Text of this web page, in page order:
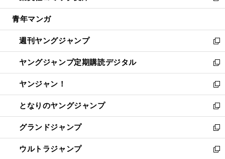
開
ウ
開
く
ン
ウ
で
開
く
ウ
ン
ド
ウ
で
開
く
し
ウ
ィ
ン
ド
ウ
で
開
く
青年マンガ
週刊ヤングジャンプ
新
し
い
ウ
ィ
ン
ド
ウ
で
開
く
ヤングジャンプ定期購読デジタル
新
し
い
ウ
ィ
ン
ド
ウ
で
ヤンジャン！
新
し
い
ウ
ィ
ン
ド
となりのヤングジャンプ
新
し
い
ウ
ィ
グランドジャンプ
新
し
い
ウルトラジャンプ
新